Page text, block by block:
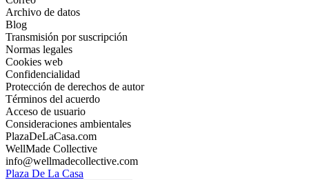
Archivo de datos
Blog
Transmisión por suscripción
Normas legales
Cookies web
Confidencialidad
Protección de derechos de autor
Términos del acuerdo
Acceso de usuario
Consideraciones ambientales
PlazaDeLaCasa.com
WellMade Collective
info@wellmadecollective.com
Plaza De La Casa